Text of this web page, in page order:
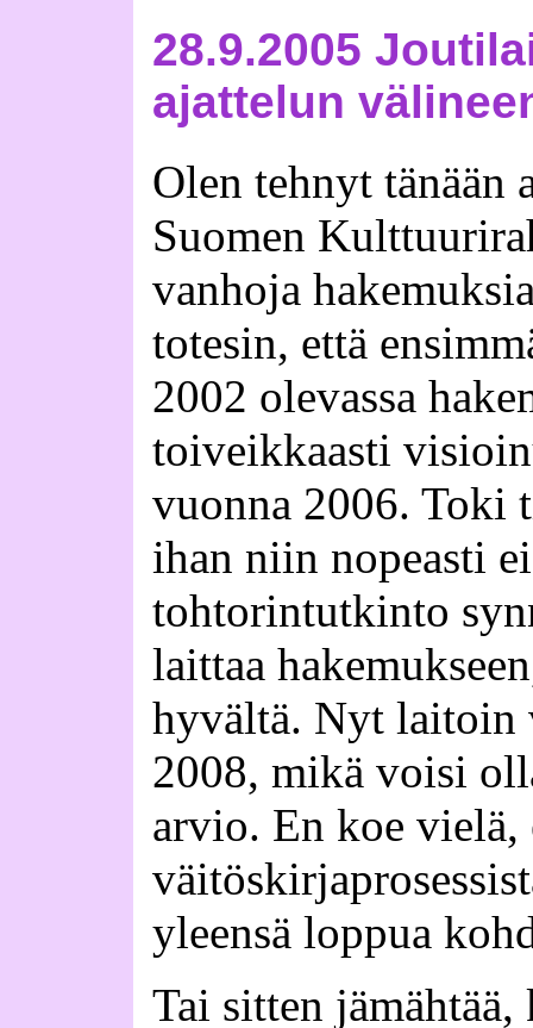
28.9.2005
ajattelun
Olen tehnyt tänään
Suomen
vanhoja
totesin, että
2002 olevassa
toiveikkaasti
vuonna 2006. Toki
ihan niin nopeasti
tohtorintutkinto
laittaa
hyvältä. Nyt laitoin
2008, mikä voisi
arvio. En koe vielä,
yleensä loppua
Tai sitten